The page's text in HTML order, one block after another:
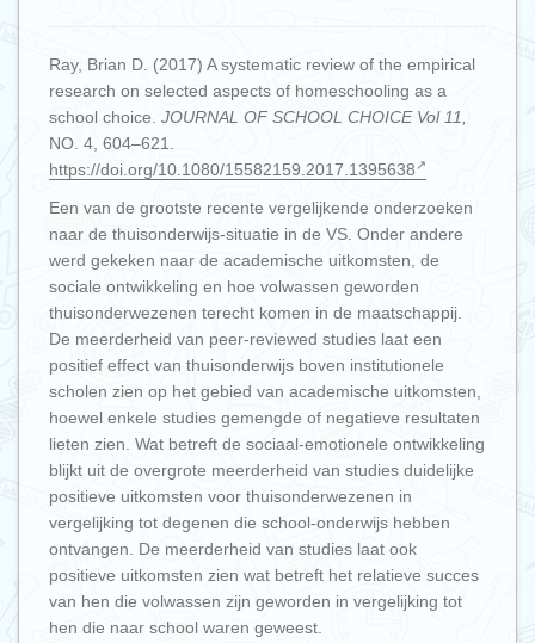
Ray, Brian D. (2017) A systematic review of the empirical
research on selected aspects of homeschooling as a
school choice.JOURNAL OF SCHOOL CHOICE Vol 11,
NO. 4, 604–621.
https://doi.org/10.1080/15582159.2017.1395638
Een van de grootste recente vergelijkende onderzoeken
naar de thuisonderwijs-situatie in de VS. Onder andere
werd gekeken naar de academische uitkomsten, de
sociale ontwikkeling en hoe volwassen geworden
thuisonderwezenen terecht komen in de maatschappij.
De meerderheid van peer-reviewed studies laat een
positief effect van thuisonderwijs boven institutionele
scholen zien op het gebied van academische uitkomsten,
hoewel enkele studies gemengde of negatieve resultaten
lieten zien. Wat betreft de sociaal-emotionele ontwikkeling
blijkt uit de overgrote meerderheid van studies duidelijke
positieve uitkomsten voor thuisonderwezenen in
vergelijking tot degenen die school-onderwijs hebben
ontvangen. De meerderheid van studies laat ook
positieve uitkomsten zien wat betreft het relatieve succes
van hen die volwassen zijn geworden in vergelijking tot
hen die naar school waren geweest.